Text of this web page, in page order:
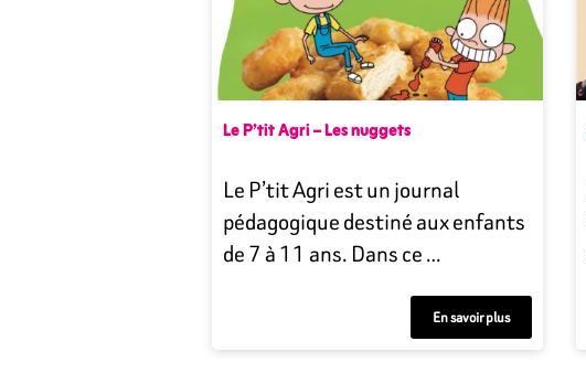
Le P’tit Agri – Les nuggets
Le P’tit Agri est un journal
pédagogique destiné aux enfants
de 7 à 11 ans. Dans ce …
En savoir plus